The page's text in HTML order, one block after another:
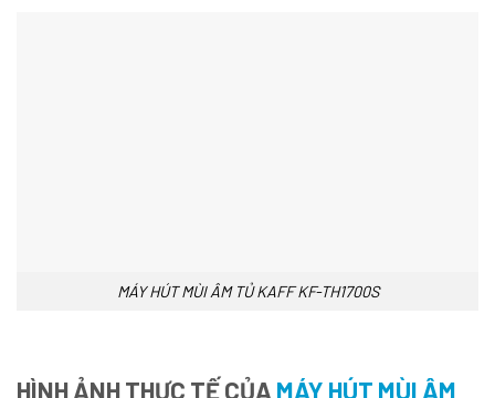
MÁY HÚT MÙI ÂM TỦ KAFF KF-TH1700S
HÌNH ẢNH THỰC TẾCỦA MÁY HÚT MÙI ÂM